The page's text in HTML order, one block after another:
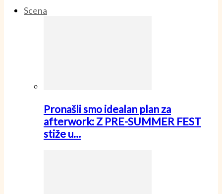
Scena
Pronašli smo idealan plan za
afterwork: Z PRE-SUMMER FEST
stiže u…